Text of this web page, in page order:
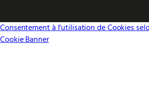
Consentement à l'utilisation de Cookies
Cookie Banner